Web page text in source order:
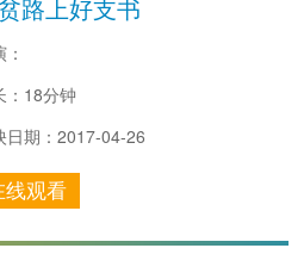
路上好支书
：18分钟
日期：2017-04-26
线观看